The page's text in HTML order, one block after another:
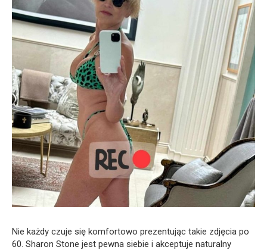
Nie każdy czuje się komfortowo prezentując takie zdjęcia po
60. Sharon Stone jest pewna siebie i akceptuje naturalny